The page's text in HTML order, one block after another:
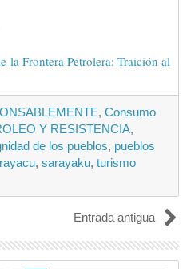
la Frontera Petrolera: Traición al
, Consumo
Y RESISTENCIA,
de los pueblos, pueblos
, sarayaku, turismo
Entrada antigua